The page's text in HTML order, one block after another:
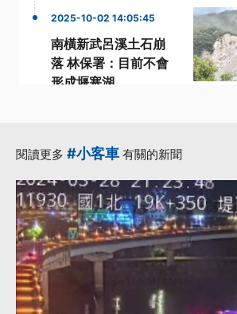
2025-10-02 14:05:45
南橫新武呂溪土石崩
落 林保署：目前不會
形成堰塞湖
閱讀更多 #小客車 有關的新聞